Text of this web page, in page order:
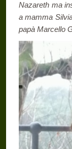
Nazareth ma
a mamma
papà Marcello